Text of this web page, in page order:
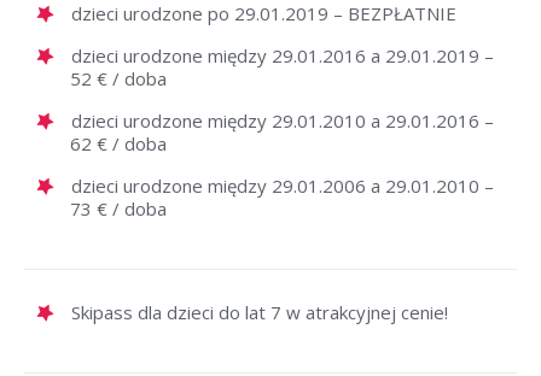
dzieci urodzone po 29.01.2019 – BEZPŁATNIE
dzieci urodzone między 29.01.2016 a 29.01.2019 –
52 € / doba
dzieci urodzone między 29.01.2010 a 29.01.2016 –
62 € / doba
dzieci urodzone między 29.01.2006 a 29.01.2010 –
73 € / doba
Skipass dla dzieci do lat 7 w atrakcyjnej cenie!